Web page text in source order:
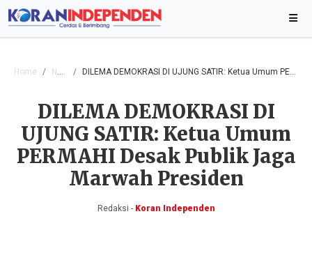
Home Nasional DILEMA DEMOKRASI DI UJUNG SATIR: Ketua Umum PERMAHI Desak Publik Jaga Marwah Presiden
DILEMA DEMOKRASI DI
UJUNG SATIR: Ketua Umum
PERMAHI Desak Publik Jaga
Marwah Presiden
Redaksi -Koran Independen